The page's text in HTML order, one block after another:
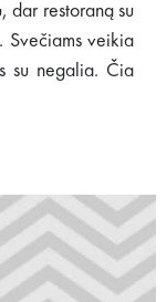
dar restoraną su
Svečiams veikia
su negalia. Čia